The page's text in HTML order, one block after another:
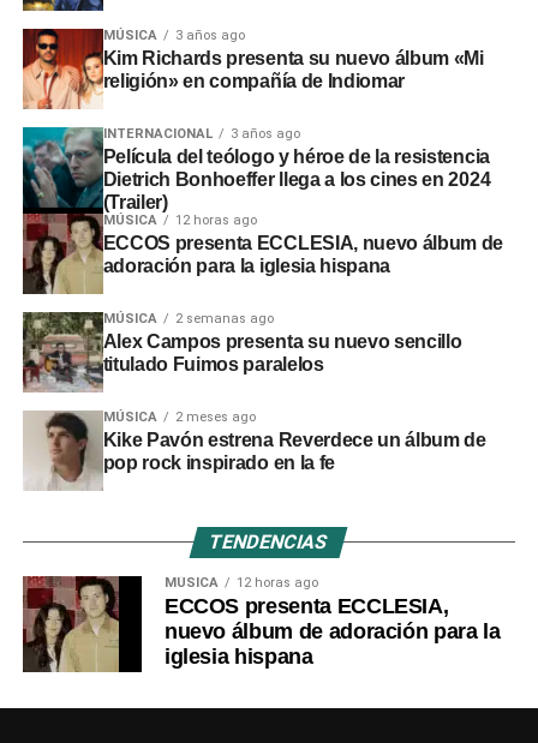
Las situaciones adversas detectadas comprometen la
seguridad ante posibles inundaciones. Por ello, la
entidad fiscalizadora recomendó a las autoridades
locales y regionales adoptar medidas urgentes para
proteger viviendas, familias y zonas de cultivo.
MÚSICA 3 años ago
Kim Richards presenta su nuevo álbum «Mi
religión» en compañía de Indiomar
INTERNACIONAL 3 años ago
Película del teólogo y héroe de la resistencia
Dietrich Bonhoeffer llega a los cines en 2024
(Trailer)
MÚSICA 12 horas ago
ECCOS presenta ECCLESIA, nuevo álbum de
adoración para la iglesia hispana
MÚSICA 2 semanas ago
Alex Campos presenta su nuevo sencillo
titulado Fuimos paralelos
MÚSICA 2 meses ago
Kike Pavón estrena Reverdece un álbum de
pop rock inspirado en la fe
TENDENCIAS
MÚSICA 12 horas ago
ECCOS presenta ECCLESIA,
nuevo álbum de adoración para la
iglesia hispana